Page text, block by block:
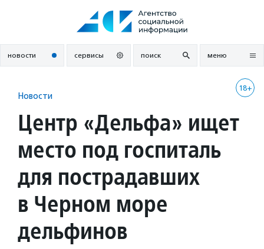
новости сервисы поиск меню
18+
Новости
Центр «Дельфа» ищет
место под госпиталь
для пострадавших
в Черном море
дельфинов